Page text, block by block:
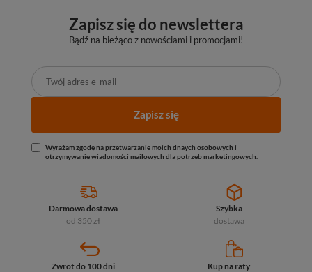
Zapisz się do newslettera
Bądź na bieżąco z nowościami i promocjami!
Zapisz się
Wyrażam zgodę na przetwarzanie moich dnaych osobowych i
otrzymywanie wiadomości mailowych dla potrzeb marketingowych.
Darmowa dostawa
od 350 zł
Szybka
dostawa
Zwrot do 100 dni
Kup na raty